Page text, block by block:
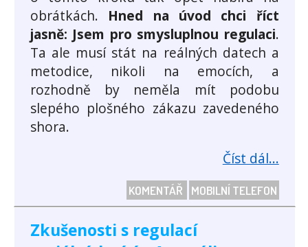
obrátkách. Hned na úvod chci říct
jasně: Jsem pro smysluplnou regulaci.
Ta ale musí stát na reálných datech a
metodice, nikoli na emocích, a
rozhodně by neměla mít podobu
slepého plošného zákazu zavedeného
shora.
Číst dál...
KOMENTÁŘ MOBILNÍ TELEFON
Zkušenosti s regulací